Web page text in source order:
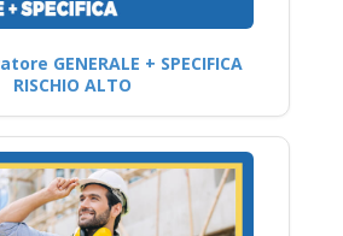
GENERALE + SPECIFICA
RISCHIO ALTO